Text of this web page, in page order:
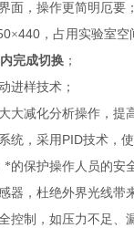
面，操作更简明厄要；
×440 ，占用实验室空
完成切换 ；
进样技术；
大减化分析操作，提
统，采用 PID技术，
的保护操作人员的安
器，杜绝外界光线带
控制，如压力不足、